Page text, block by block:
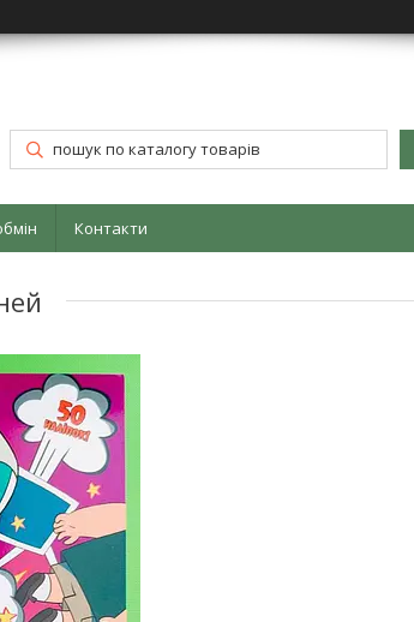
Контакти